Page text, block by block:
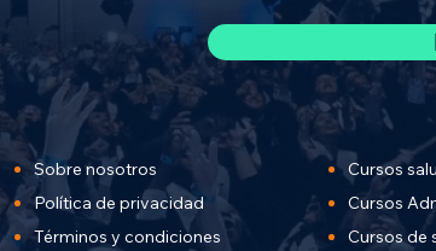
Sobre nosotros
Política de privacidad
Términos y condiciones
Cursos
Cursos
Cursos de